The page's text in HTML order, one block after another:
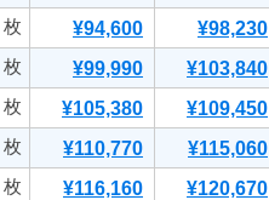
枚 ¥94,600 ¥98,230
枚 ¥99,990 ¥103,840
枚 ¥105,380 ¥109,450
枚 ¥110,770 ¥115,060
枚 ¥116,160 ¥120,670